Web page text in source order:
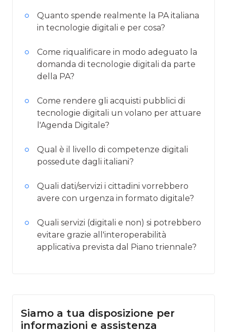
Quanto spende realmente la PA italiana
in tecnologie digitali e per cosa?
Come riqualificare in modo adeguato la
domanda di tecnologie digitali da parte
della PA?
Come rendere gli acquisti pubblici di
tecnologie digitali un volano per attuare
l'Agenda Digitale?
Qual è il livello di competenze digitali
possedute dagli italiani?
Quali dati/servizi i cittadini vorrebbero
avere con urgenza in formato digitale?
Quali servizi (digitali e non) si potrebbero
evitare grazie all'interoperabilità
applicativa prevista dal Piano triennale?
Siamo a tua disposizione per
informazioni e assistenza